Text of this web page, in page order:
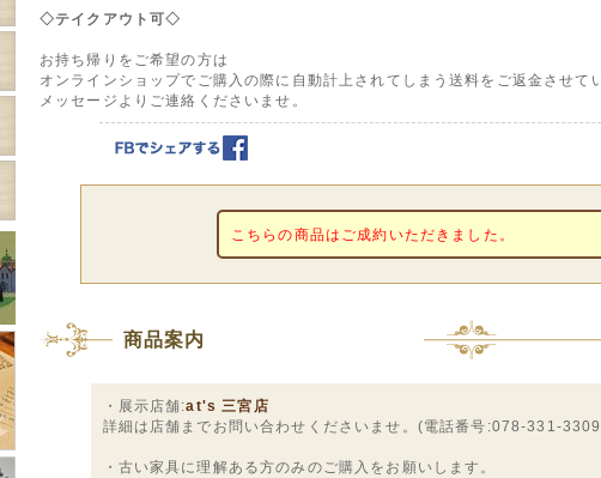
◇テイクアウト可◇
お持ち帰りをご希望の方は
オンラインショップでご購入の際に自動計上されてしまう送料をご返金させて
メッセージよりご連絡くださいませ。
こちらの商品はご成約いただきました。
商品案内
・展示店舗:at's 三宮店
詳細は店舗までお問い合わせくださいませ。(電話番号:078-331-
・古い家具に理解ある方のみのご購入をお願いします。